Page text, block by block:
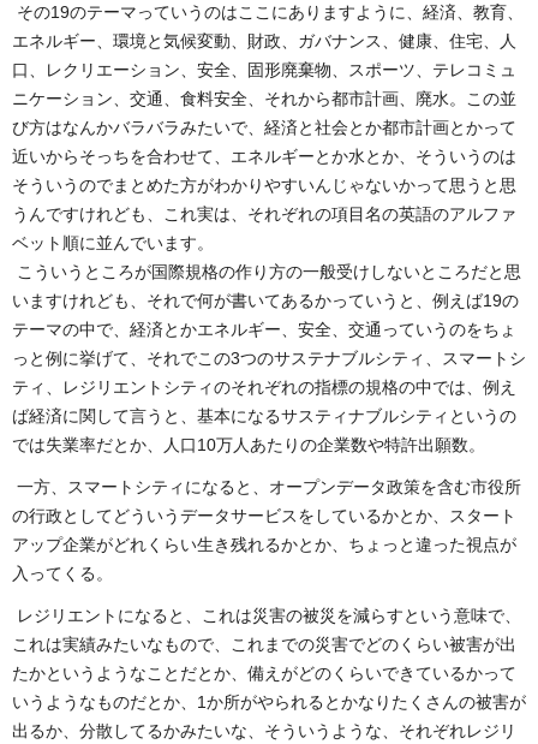
その19のテーマっていうのはここにありますように、経済、教育、
エネルギー、環境と気候変動、財政、ガバナンス、健康、住宅、人
口、レクリエーション、安全、固形廃棄物、スポーツ、テレコミュ
ニケーション、交通、食料安全、それから都市計画、廃水。この並
び方はなんかバラバラみたいで、経済と社会とか都市計画とかって
近いからそっちを合わせて、エネルギーとか水とか、そういうのは
そういうのでまとめた方がわかりやすいんじゃないかって思うと思
うんですけれども、これ実は、それぞれの項目名の英語のアルファ
ベット順に並んでいます。
こういうところが国際規格の作り方の一般受けしないところだと思
いますけれども、それで何が書いてあるかっていうと、例えば19の
テーマの中で、経済とかエネルギー、安全、交通っていうのをちょ
っと例に挙げて、それでこの3つのサステナブルシティ、スマートシ
ティ、レジリエントシティのそれぞれの指標の規格の中では、例え
ば経済に関して言うと、基本になるサスティナブルシティというの
では失業率だとか、人口10万人あたりの企業数や特許出願数。
一方、スマートシティになると、オープンデータ政策を含む市役所
の行政としてどういうデータサービスをしているかとか、スタート
アップ企業がどれくらい生き残れるかとか、ちょっと違った視点が
入ってくる。
レジリエントになると、これは災害の被災を減らすという意味で、
これは実績みたいなもので、これまでの災害でどのくらい被害が出
たかというようなことだとか、備えがどのくらいできているかって
いうようなものだとか、1か所がやられるとかなりたくさんの被害が
出るか、分散してるかみたいな、そういうような、それぞれレジリ